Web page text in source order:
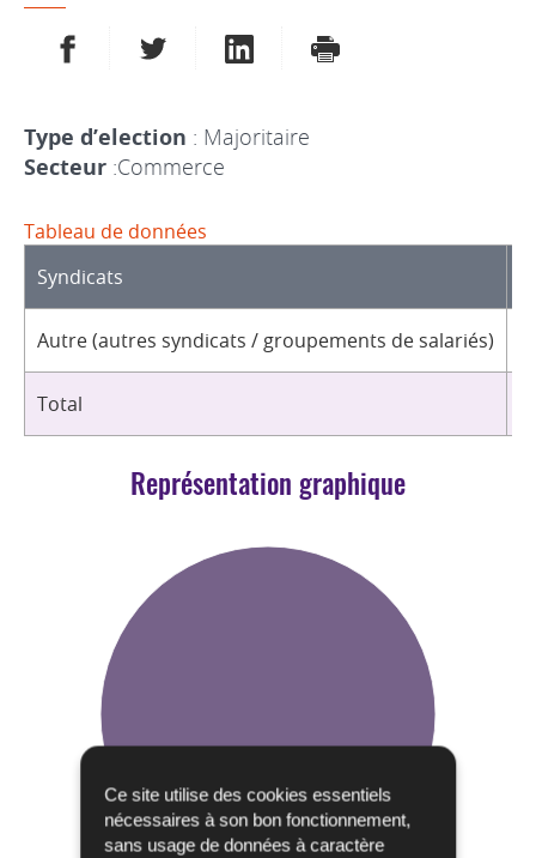
Ce site utilise des cookies essentiels
nécessaires à son bon fonctionnement,
sans usage de données à caractère
PARTAGER SUR FACEBOOK
PARTAGER SUR TWITTER
PARTAGER SUR LINKEDIN
IMPRIMER
Type d’election : Majoritaire
Secteur :Commerce
Tableau de données
Syndicats
Autre (autres syndicats / groupements de salariés)
Total
Représentation graphique